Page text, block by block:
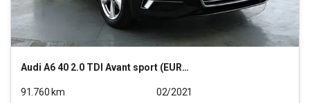
Audi A6 40 2.0 TDI Avant sport (EURO 6d)
91.760 km
02/2021